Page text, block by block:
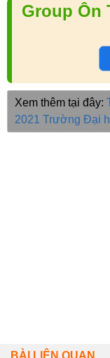
Group Ôn
Xem thêm tại đây:
2021 Trường Đại
BÀI LIÊN QUAN